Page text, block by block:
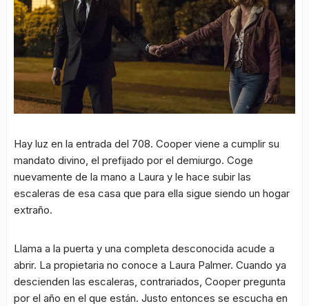
Hay luz en la entrada del 708. Cooper viene a cumplir su
mandato divino, el prefijado por el demiurgo. Coge
nuevamente de la mano a Laura y le hace subir las
escaleras de esa casa que para ella sigue siendo un hogar
extraño.
Llama a la puerta y una completa desconocida acude a
abrir. La propietaria no conoce a Laura Palmer. Cuando ya
descienden las escaleras, contrariados, Cooper pregunta
por el año en el que están. Justo entonces se escucha en